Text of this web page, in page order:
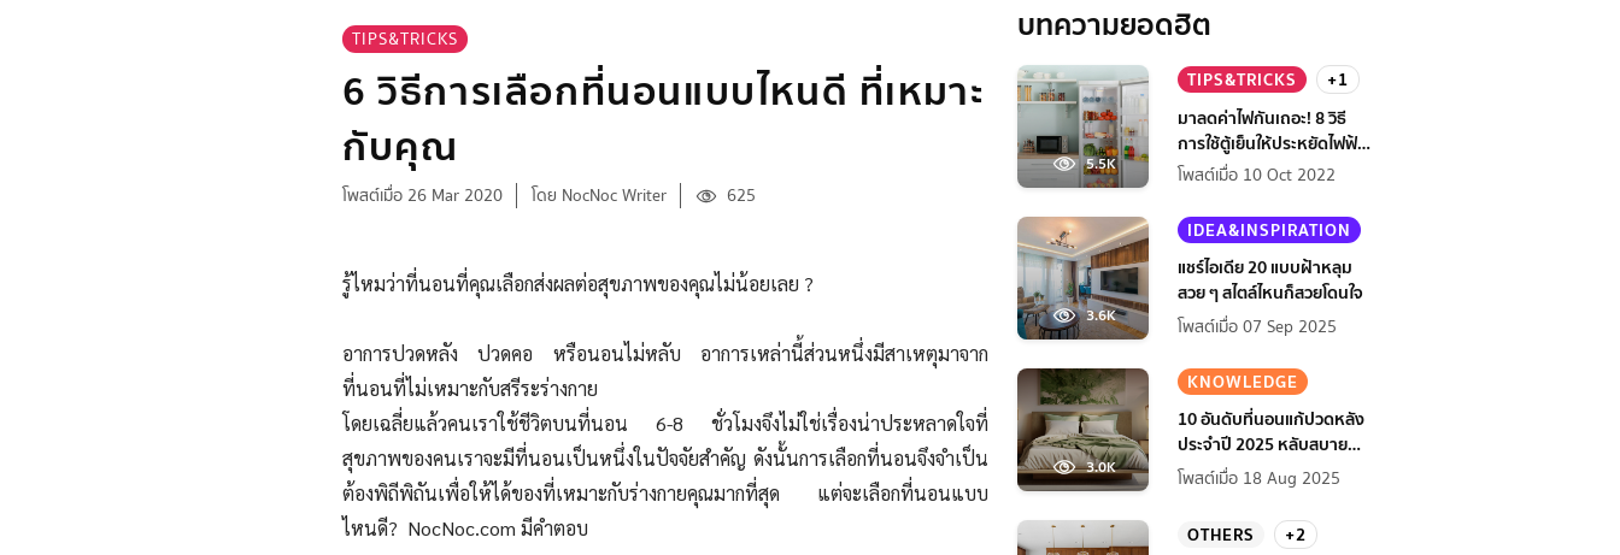
TIPS&TRICKS
6 วิธีการเลือกที่นอนแบบไหนดี ที่เหมาะ
กับคุณ
โพสต์เมื่อ 26 Mar 2020 โดย NocNoc Writer 625
รู้ไหมว่าที่นอนที่คุณเลือกส่งผลต่อสุขภาพของคุณไม่น้อยเลย ?
อาการปวดหลัง ปวดคอ หรือนอนไม่หลับ อาการเหล่านี้ส่วนหนึ่งมีสาเหตุมาจาก
ที่นอนที่ไม่เหมาะกับสรีระร่างกาย
โดยเฉลี่ยแล้วคนเราใช้ชีวิตบนที่นอน 6-8 ชั่วโมงจึงไม่ใช่เรื่องน่าประหลาดใจที่
สุขภาพของคนเราจะมีที่นอนเป็นหนึ่งในปัจจัยสำคัญ ดังนั้นการเลือกที่นอนจึงจำเป็น
ต้องพิถีพิถันเพื่อให้ได้ของที่เหมาะกับร่างกายคุณมากที่สุด แต่จะเลือกที่นอนแบบ
ไหนดี? NocNoc.com มีคำตอบ
บทความยอดฮิต
5.5K
TIPS&TRICKS
+1
มาลดค่าไฟกันเถอะ! 8 วิธี
การใช้ตู้เย็นให้ประหยัดไฟฟ้า
กว่าเดิม
โพสต์เมื่อ 10 Oct 2022
3.6K
IDEA&INSPIRATION
แชร์ไอเดีย 20 แบบฝ้าหลุม
สวย ๆ สไตล์ไหนก็สวยโดนใจ
โพสต์เมื่อ 07 Sep 2025
3.0K
KNOWLEDGE
10 อันดับที่นอนแก้ปวดหลัง
ประจำปี 2025 หลับสบาย
สุขภาพดียิ่งกว่าเดิม
โพสต์เมื่อ 18 Aug 2025
OTHERS
+2